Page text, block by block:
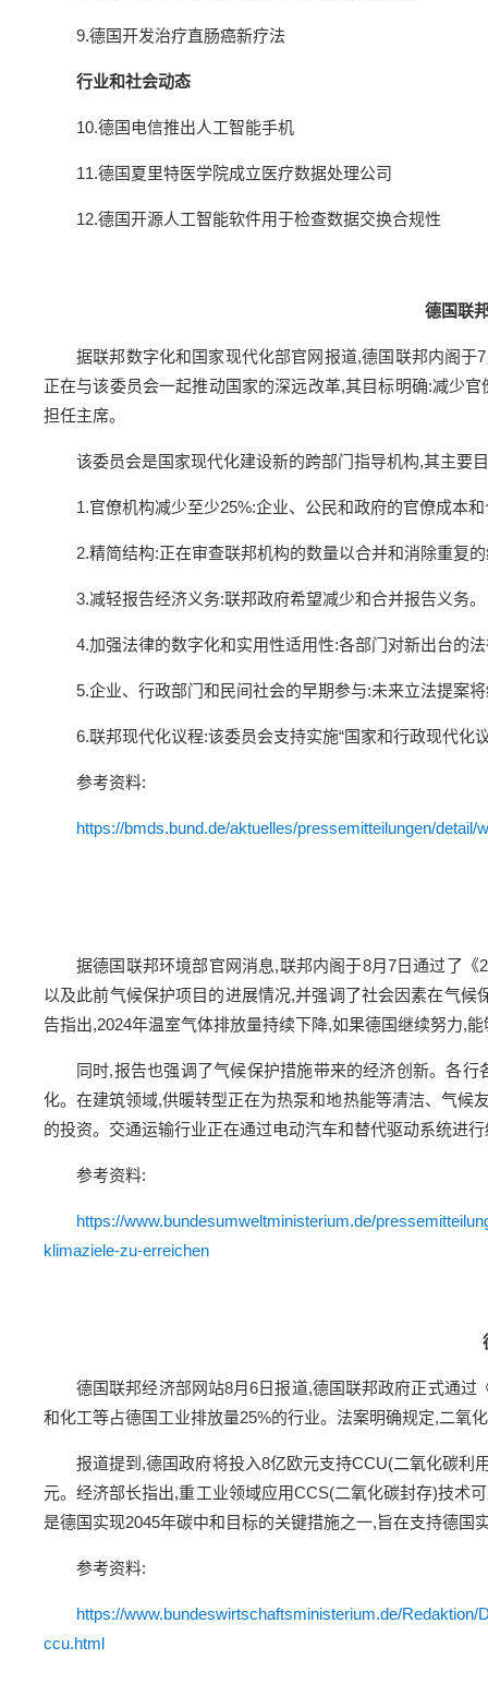
9.德国开发治疗直肠癌新疗法
行业和社会动态
10.德国电信推出人工智能手机
11.德国夏里特医学院成立医疗数据处理公司
12.德国开源人工智能软件用于检查数据交换合规性
德国联
据联邦数字化和国家现代化部官网报道,德国联邦内阁于
正在与该委员会一起推动国家的深远改革,其目标明确:减少
担任主席。
该委员会是国家现代化建设新的跨部门指导机构,其主要
1.官僚机构减少至少25%:企业、公民和政府的官僚成本
2.精简结构:正在审查联邦机构的数量以合并和消除重复
3.减轻报告经济义务:联邦政府希望减少和合并报告义务。
4.加强法律的数字化和实用性适用性:各部门对新出台的
5.企业、行政部门和民间社会的早期参与:未来立法提案
6.联邦现代化议程:该委员会支持实施“国家和行政现代化
参考资料:
https://bmds.bund.de/aktuelles/pressemitteilungen/
据德国联邦环境部官网消息,联邦内阁于8月7日通过了
以及此前气候保护项目的进展情况,并强调了社会因素在气
告指出,2024年温室气体排放量持续下降,如果德国继续努力,
同时,报告也强调了气候保护措施带来的经济创新。各
化。在建筑领域,供暖转型正在为热泵和地热能等清洁、气候
的投资。交通运输行业正在通过电动汽车和替代驱动系统进
参考资料:
https://www.bundesumweltministerium.de/
klimaziele-zu-erreichen
德国联邦经济部网站8月6日报道,德国联邦政府正式通
和化工等占德国工业排放量25%的行业。法案明确规定,二氧
报道提到,德国政府将投入8亿欧元支持CCU(二氧化碳利
元。经济部长指出,重工业领域应用CCS(二氧化碳封存)技术
是德国实现2045年碳中和目标的关键措施之一,旨在支持德国
参考资料:
https://www.bundeswirtschaftsministerium.de/
ccu.html